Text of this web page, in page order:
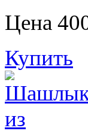
Цена
Купить